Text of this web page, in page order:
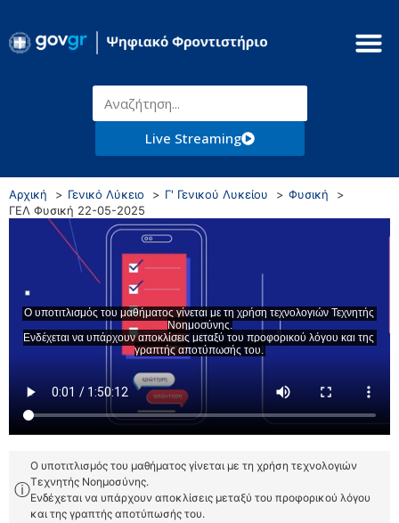
Live Streaming
Αρχική Γενικό Λύκειο Γ' Γενικού Λυκείου
Φυσική
ΓΕΛ Φυσική 22-05-2025
ⓘ
Ο υποτιτλισμός του μαθήματος γίνεται με τη χρήση τεχνολογιών
Τεχνητής Νοημοσύνης.
Ενδέχεται να υπάρχουν αποκλίσεις μεταξύ του προφορικού λόγου
και της γραπτής αποτύπωσής του.